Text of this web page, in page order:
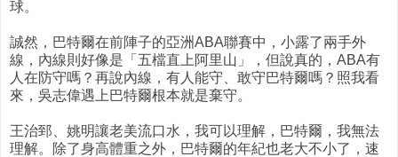
球。
誠然，巴特爾在前陣子的亞洲ABA聯賽中，小露了兩手外
線，內線則好像是「五檔直上阿里山」，但說真的，ABA有
人在防守嗎？再說內線，有人能守、敢守巴特爾嗎？照我看
來，吳志偉遇上巴特爾根本就是棄守。
王治郅、姚明讓老美流口水，我可以理解，巴特爾，我無法
理解。除了身高體重之外，巴特爾的年紀也老大不小了，速